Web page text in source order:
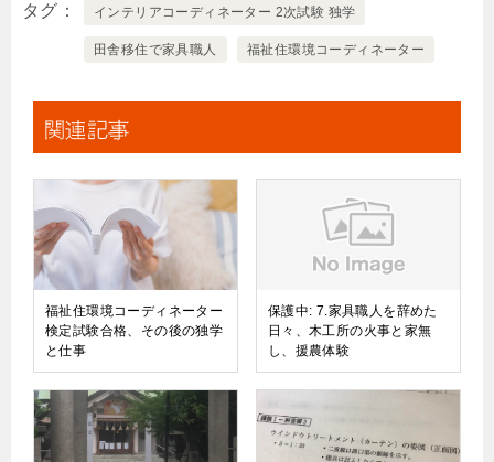
タグ インテリアコーディネーター 2次試験 独学
田舎移住で家具職人 福祉住環境コーディネーター
関連記事
福祉住環境コーディネーター
検定試験合格、その後の独学
と仕事
保護中: 7.家具職人を辞めた
日々、木工所の火事と家無
し、援農体験